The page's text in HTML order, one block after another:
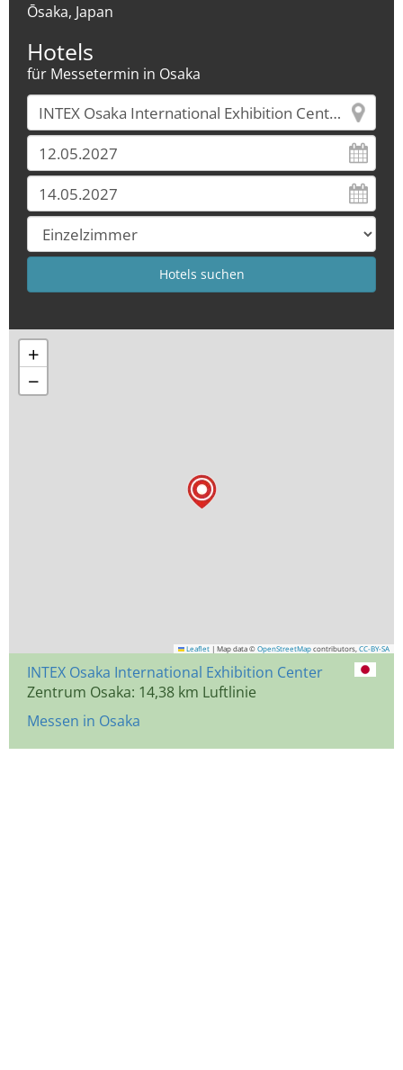
Ōsaka, Japan
Hotels
für Messetermin in Osaka
+
−
Leaflet | Map data © OpenStreetMap contributors, CC-BY-SA
INTEX Osaka International Exhibition Center
Zentrum Osaka: 14,38 km Luftlinie
Messen in Osaka